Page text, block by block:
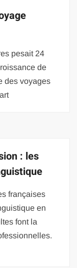
pesait 24
de
des voyages
: les
françaises
en
font la